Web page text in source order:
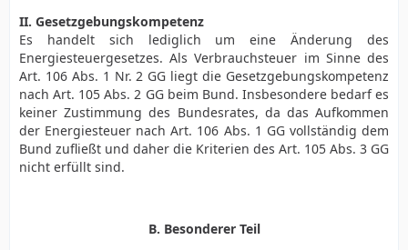
II. Gesetzgebungskompetenz
Es handelt sich lediglich um eine Änderung des
Energiesteuergesetzes. Als Verbrauchsteuer im Sinne des
Art. 106 Abs. 1 Nr. 2 GG liegt die Gesetzgebungskompetenz
nach Art. 105 Abs. 2 GG beim Bund. Insbesondere bedarf es
keiner Zustimmung des Bundesrates, da das Aufkommen
der Energiesteuer nach Art. 106 Abs. 1 GG vollständig dem
Bund zufließt und daher die Kriterien des Art. 105 Abs. 3 GG
nicht erfüllt sind.
B. Besonderer Teil